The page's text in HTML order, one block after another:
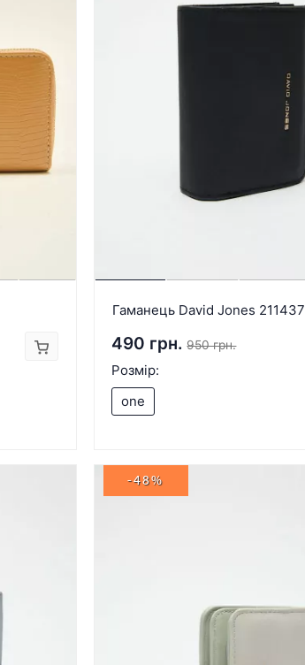
Гаманець David Jones 211437
490 грн. 950 грн.
Розмір:
one
-48%